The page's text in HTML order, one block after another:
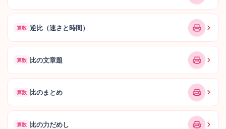
算数 逆比（速さと時間）
算数 比の文章題
算数 比のまとめ
算数 比の力だめし